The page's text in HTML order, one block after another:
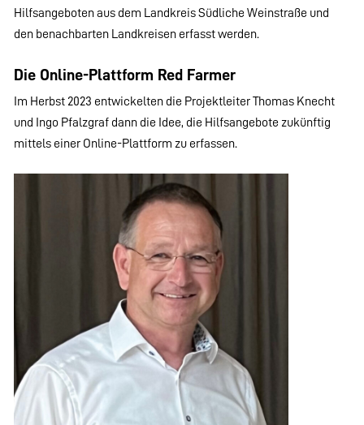
Hilfsangeboten aus dem Landkreis Südliche Weinstraße und
den benachbarten Landkreisen erfasst werden.
Die Online-Plattform Red Farmer
Im Herbst 2023 entwickelten die Projektleiter Thomas Knecht
und Ingo Pfalzgraf dann die Idee, die Hilfsangebote zukünftig
mittels einer Online-Plattform zu erfassen.